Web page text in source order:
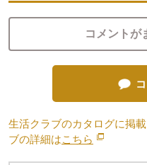
コメントが
生活クラブのカタログに掲
ブの詳細はこちら 別のウィ